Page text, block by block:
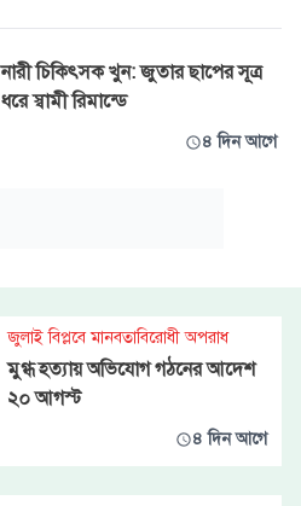
নারী চিকিৎসক খুন: জুতার ছাপের সূত্র
ধরে স্বামী রিমান্ডে
৪ দিন আগে
জুলাই বিপ্লবে মানবতাবিরোধী অপরাধ
মুগ্ধ হত্যায় অভিযোগ গঠনের আদেশ
২০ আগস্ট
৪ দিন আগে